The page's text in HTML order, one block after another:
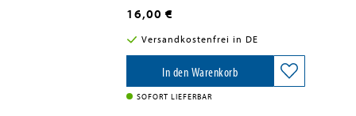
Dafür muss er kämpfen und erneut dem
Himmelsdämon persönlich
gegenübertreten. Doch zunächst gilt es,
mehr über das mysteriöse Ei zu
erfahren, das sich schon nach dem
Kampf gegen Orochi in sein Handeln
einmischte.
16,00 €
Versandkostenfrei in DE
In den Warenkorb
SOFORT LIEFERBAR